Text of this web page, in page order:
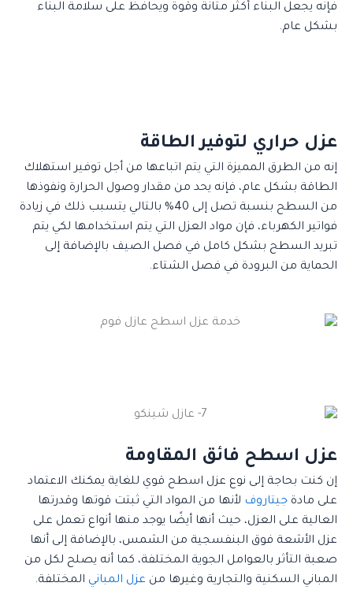
فإنه يجعل البناء أكثر متانة وقوة ويحافظ على سلامة البناء
بشكل عام.
عزل حراري لتوفير الطاقة
إنه من الطرق المميزة التي يتم اتباعها من أجل توفير استهلاك
الطاقة بشكل عام، فإنه يحد من مقدار وصول الحرارة ونفوذها
من السطح بنسبة تصل إلى 40% بالتالي يتسبب ذلك في زيادة
فواتير الكهرباء، فإن مواد العزل التي يتم استخدامها لكي يتم
تبريد السطح بشكل كامل في فصل الصيف بالإضافة إلى
الحماية من البرودة في فصل الشتاء.
عزل اسطح فائق المقاومة
إن كنت بحاجة إلى نوع عزل اسطح قوي للغاية يمكنك الاعتماد
على مادة جيتاروف لأنها من المواد التي ثبتت قوتها وقدرتها
العالية على العزل، حيث أنها أيضًا يوجد منها أنواع تعمل على
عزل الأشعة فوق البنفسجية من الشمس، بالإضافة إلى أنها
صعبة التأثر بالعوامل الجوية المختلفة، كما أنه يصلح لكل من
المباني السكنية والتجارية وغيرها من عزل المباني المختلفة.